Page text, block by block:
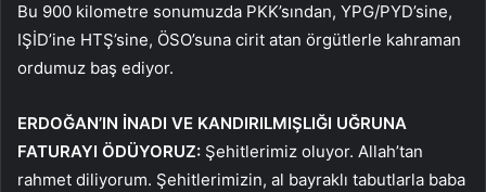
Bu 900 kilometre sonumuzda PKK’sından, YPG/PYD’sine,
IŞİD’ine HTŞ’sine, ÖSO’suna cirit atan örgütlerle kahraman
ordumuz baş ediyor.
ERDOĞAN’IN İNADI VE KANDIRILMIŞLIĞI UĞRUNA
FATURAYI ÖDÜYORUZ: Şehitlerimiz oluyor. Allah’tan
rahmet diliyorum. Şehitlerimizin, al bayraklı tabutlarla baba